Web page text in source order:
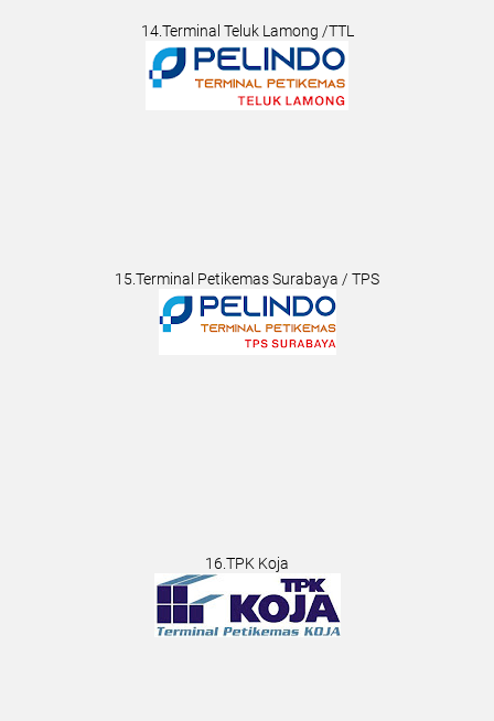
14.Terminal Teluk Lamong /TTL
15.Terminal Petikemas Surabaya / TPS
16.TPK Koja